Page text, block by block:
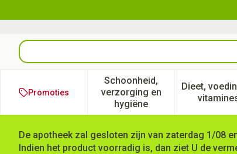
Product, merk, categorie...
Promoties
Schoonheid,
verzorging en
hygiëne
Toon submenu voor
Dieet,
De apotheek zal gesloten zijn van zaterdag 1/08
Indien het product voorradig is, dan ziet U de